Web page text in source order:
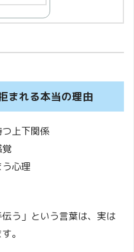
まれる本当の理由
つ上下関係
心理
う」という言葉は、実は
。